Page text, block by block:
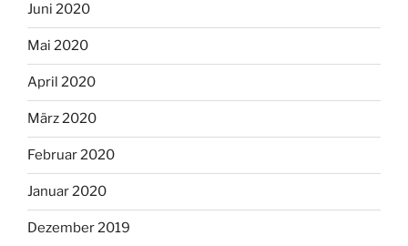
Juni 2020
Mai 2020
April 2020
März 2020
Februar 2020
Januar 2020
Dezember 2019